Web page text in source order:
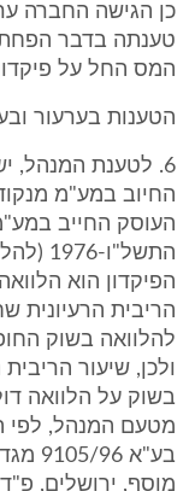
כן הגישה החברה
המס החל על
הטענות בערעור
6. לטענת המנהל,
החיוב במע"מ
העוסק החייב
הפיקדון הוא
הריבית
להלוואה בשוק
בשוק על הלוואה
מטעם המנהל, לפי